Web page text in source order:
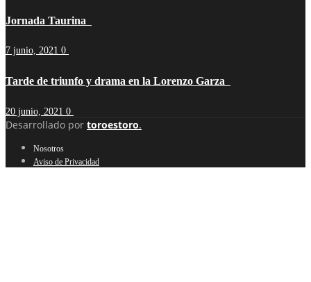
Jornada Taurina
7 junio, 2021 0
Tarde de triunfo y drama en la Lorenzo Garza
20 junio, 2021 0
Desarrollado por toroestoro.
Nosotros
Aviso de Privacidad